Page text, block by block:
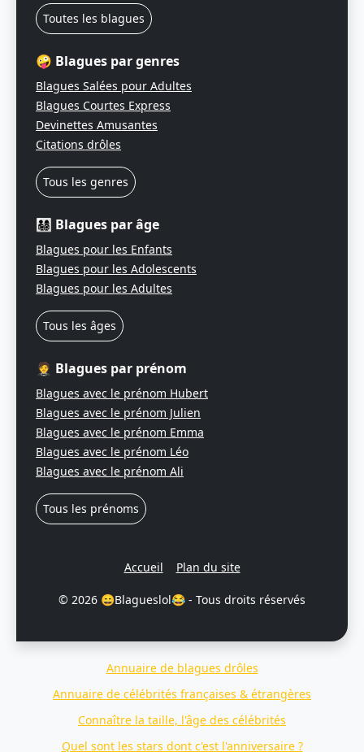
Toutes les blagues
🤪 Blagues par genres
Blagues Salées pour Adultes
Blagues Courtes Express
Devinettes Amusantes
Citations drôles
Tous les genres
👨‍👩‍👧‍👦 Blagues par âge
Blagues pour les Enfants
Blagues pour les Adolescents
Blagues pour les Adultes
Tous les âges
🤵 Blagues par prénom
Blagues avec le prénom Hubert
Blagues avec le prénom Julien
Blagues avec le prénom Emma
Blagues avec le prénom Léo
Blagues avec le prénom Ali
Tous les prénoms
Accueil Plan du site
© 2026 😄Blagueslol😂 - Tous droits réservés
Annuaire de blagues drôles
Annuaire de célébrités françaises & étrangères
Connaître la taille, l'âge des célébrités
Quel sont les stars dont c'est l'anniversaire ?